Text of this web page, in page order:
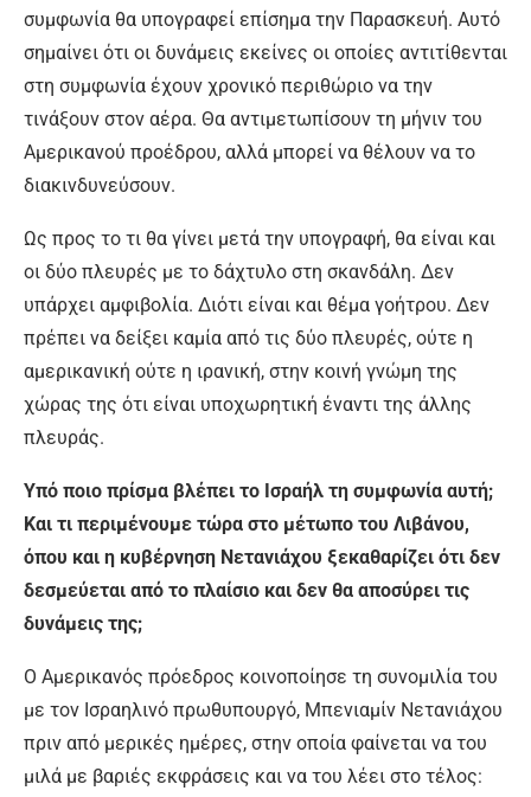
συμφωνία θα υπογραφεί επίσημα την Παρασκευή. Αυτό
σημαίνει ότι οι δυνάμεις εκείνες οι οποίες αντιτίθενται
στη συμφωνία έχουν χρονικό περιθώριο να την
τινάξουν στον αέρα. Θα αντιμετωπίσουν τη μήνιν του
Αμερικανού προέδρου, αλλά μπορεί να θέλουν να το
διακινδυνεύσουν.
Ως προς το τι θα γίνει μετά την υπογραφή, θα είναι και
οι δύο πλευρές με το δάχτυλο στη σκανδάλη. Δεν
υπάρχει αμφιβολία. Διότι είναι και θέμα γοήτρου. Δεν
πρέπει να δείξει καμία από τις δύο πλευρές, ούτε η
αμερικανική ούτε η ιρανική, στην κοινή γνώμη της
χώρας της ότι είναι υποχωρητική έναντι της άλλης
πλευράς.
Υπό ποιο πρίσμα βλέπει το Ισραήλ τη συμφωνία αυτή;
Και τι περιμένουμε τώρα στο μέτωπο του Λιβάνου,
όπου και η κυβέρνηση Νετανιάχου ξεκαθαρίζει ότι δεν
δεσμεύεται από το πλαίσιο και δεν θα αποσύρει τις
δυνάμεις της;
Ο Αμερικανός πρόεδρος κοινοποίησε τη συνομιλία του
με τον Ισραηλινό πρωθυπουργό, Μπενιαμίν Νετανιάχου
πριν από μερικές ημέρες, στην οποία φαίνεται να του
μιλά με βαριές εκφράσεις και να του λέει στο τέλος: